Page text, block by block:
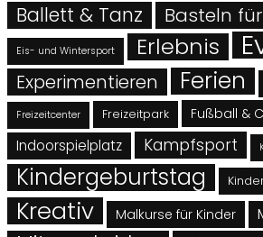
Ballett & Tanz Basteln
Eis- und Wintersport Erlebnis
Experimentieren Ferien
Freizeitcenter Freizeitpark Fußball &
Indoorspielplatz Kampfsport
Kindergeburtstag
Kreativ Malkurse für Kinder